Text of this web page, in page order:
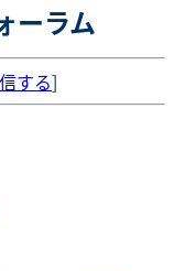
ーラム
する]